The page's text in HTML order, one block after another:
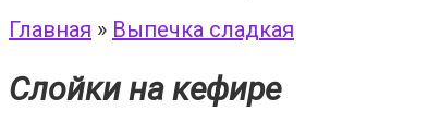
Главная » Выпечка сладкая
Слойки на кефире